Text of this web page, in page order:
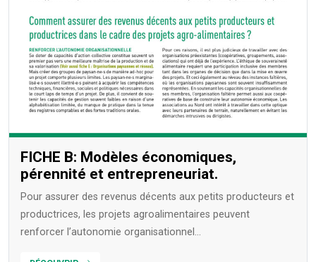
FICHE B: Modèles économiques,
pérennité et entrepreneuriat.
Pour assurer des revenus décents aux petits producteurs et
productrices, les projets agroalimentaires peuvent
renforcer l’autonomie organisationnel...